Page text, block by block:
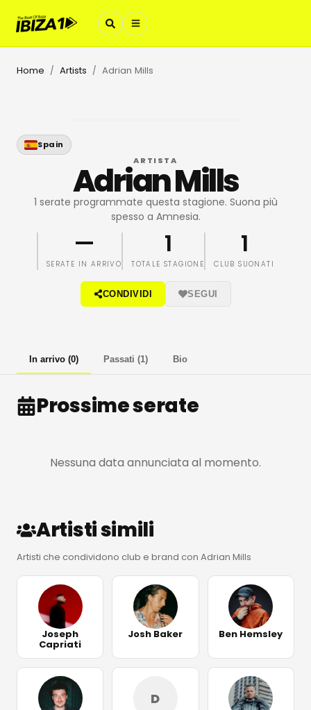
Home / Artists / Adrian Mills
Spain
ARTISTA
Adrian Mills
1 serate programmate questa stagione. Suona più
spesso a Amnesia.
—
SERATE IN ARRIVO
1
TOTALE STAGIONE
1
CLUB SUONATI
CONDIVIDI SEGUI
In arrivo (0) Passati (1) Bio
Prossime serate
Nessuna data annunciata al momento.
Artisti simili
Artisti che condividono club e brand con Adrian Mills
Joseph
Capriati
Josh Baker Ben Hemsley
D